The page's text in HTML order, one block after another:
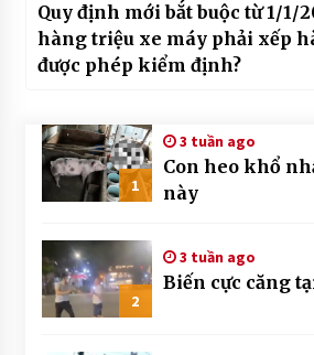
Quy định mới bắt buộc từ 1/1/
hàng triệu xe máy phải xếp
được phép kiểm định?
1
3 tuần ago
Con heo khổ
này
2
3 tuần ago
Biến cực căng